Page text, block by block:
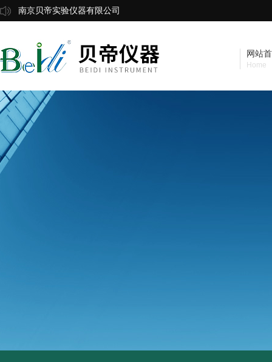
南京贝帝实验仪器有限公司
网站
Home